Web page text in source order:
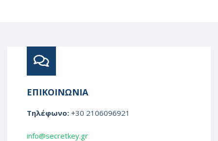
ΕΠΙΚΟΙΝΩΝΙΑ
Τηλέφωνο: +30 2106096921
info@secretkey.gr